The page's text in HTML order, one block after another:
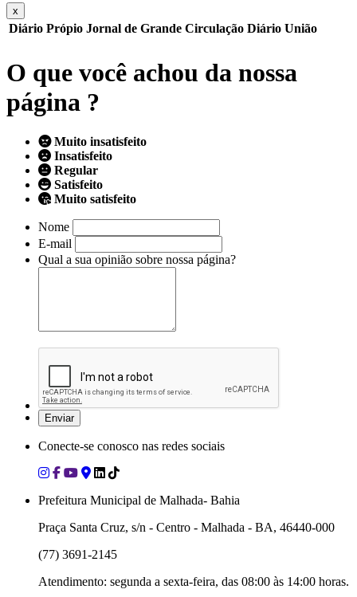
x
Diário Própio Jornal de Grande Circulação Diário União
O que você achou da nossa
página ?
Muito insatisfeito
Insatisfeito
Regular
Satisfeito
Muito satisfeito
Nome
E-mail
Qual a sua opinião sobre nossa página?
Conecte-se conosco nas redes sociais
Prefeitura Municipal de Malhada- Bahia
Praça Santa Cruz, s/n - Centro - Malhada - BA, 46440-000
(77) 3691-2145
Atendimento: segunda a sexta-feira, das 08:00 às 14:00 horas.